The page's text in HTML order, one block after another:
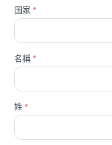
国家 *
名稱 *
姓 *